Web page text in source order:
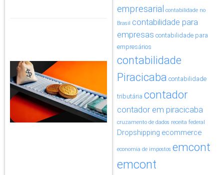
empresarial contabilidade no
Brasil contabilidade para
empresas contabilidade para
empresários
contabilidade
Piracicaba contabilidade
tributária contador
contador em piracicaba
cruzamento de dados receita federal
Dropshipping ecommerce
economia de impostos emcont
emcont